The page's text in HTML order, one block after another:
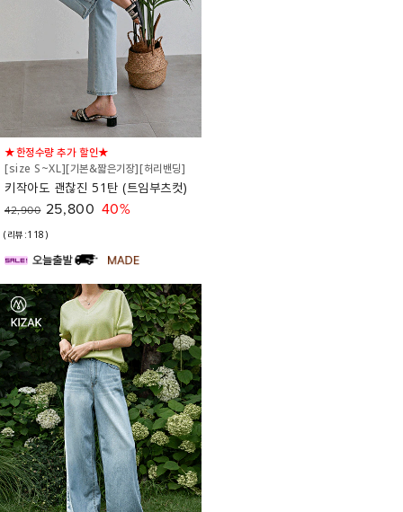
★한정수량 추가 할인★
[size S~XL][기본&짧은기장][허리밴딩]
키작아도 괜찮진 51탄 (트임부츠컷)
42,900 25,800 40%
(리뷰:118)